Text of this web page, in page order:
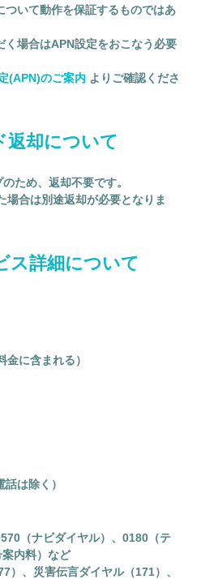
いて動作を保証するものではあ
く場合はAPN設定をおこなう必要
(APN)のご案内 よりご確認くださ
返却について
ため、返却不要です。
合は別途返却が必要となりま
ス詳細について
に含まれる）
は除く）
（ナビダイヤル）、0180（テ
内料）など
）、災害伝言ダイヤル（171）、